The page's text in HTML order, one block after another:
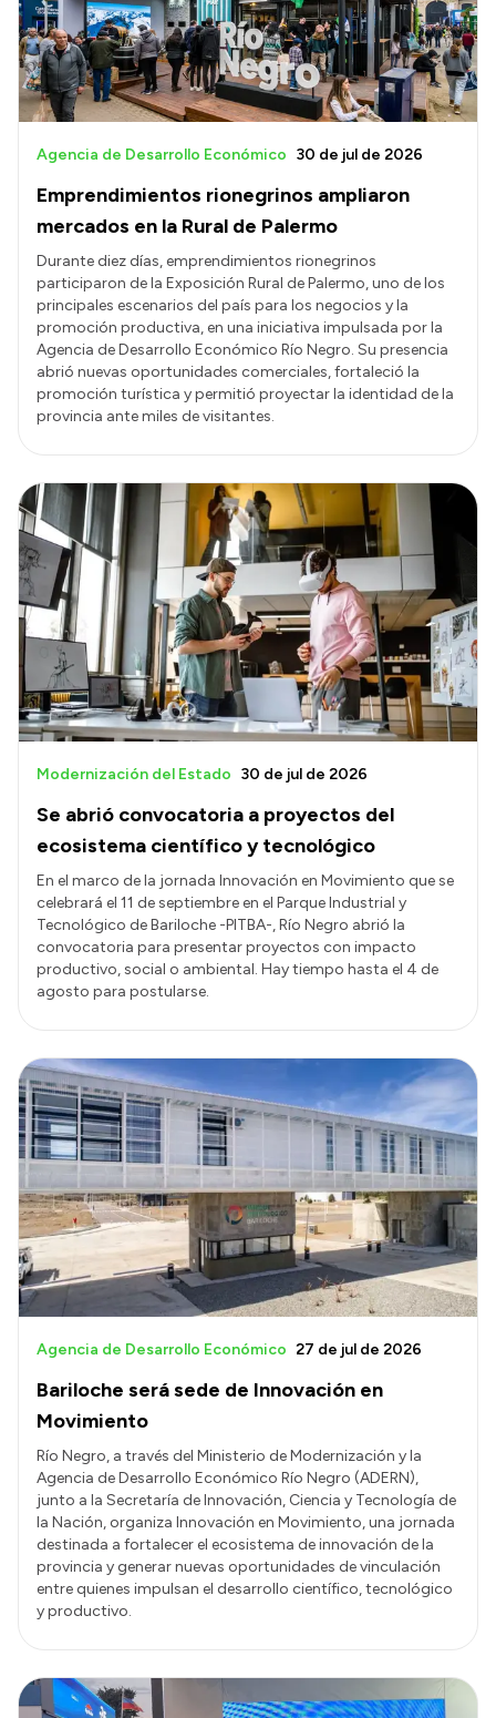
Emprendimientos rionegrinos ampliaron
mercados en la Rural de Palermo
Agencia de Desarrollo Económico 30 de jul de 2026
Durante diez días, emprendimientos rionegrinos
participaron de la Exposición Rural de Palermo, uno de los
principales escenarios del país para los negocios y la
promoción productiva, en una iniciativa impulsada por la
Agencia de Desarrollo Económico Río Negro. Su presencia
abrió nuevas oportunidades comerciales, fortaleció la
promoción turística y permitió proyectar la identidad de la
provincia ante miles de visitantes.
Se abrió convocatoria a proyectos del
ecosistema científico y tecnológico
Modernización del Estado 30 de jul de 2026
En el marco de la jornada Innovación en Movimiento que se
celebrará el 11 de septiembre en el Parque Industrial y
Tecnológico de Bariloche -PITBA-, Río Negro abrió la
convocatoria para presentar proyectos con impacto
productivo, social o ambiental. Hay tiempo hasta el 4 de
agosto para postularse.
Bariloche será sede de Innovación en
Movimiento
Agencia de Desarrollo Económico 27 de jul de 2026
Río Negro, a través del Ministerio de Modernización y la
Agencia de Desarrollo Económico Río Negro (ADERN),
junto a la Secretaría de Innovación, Ciencia y Tecnología de
la Nación, organiza Innovación en Movimiento, una jornada
destinada a fortalecer el ecosistema de innovación de la
provincia y generar nuevas oportunidades de vinculación
entre quienes impulsan el desarrollo científico, tecnológico
y productivo.